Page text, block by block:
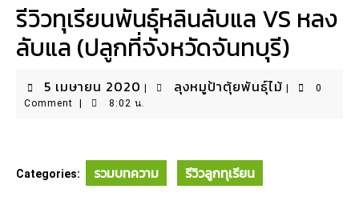
รีวิวทุเรียนพันธุ์หลินลับแล VS หลง
ลับแล (ปลูกที่จังหวัดจันทบุรี)
5 เมษายน 2020 5
เมษายน
ลุงหมูป้าตุ้ยพันธุ์ไม้ลุง
0
Comment
8:02 น.
Categories: รวมบทความ รีวิวลูกทุเรียน